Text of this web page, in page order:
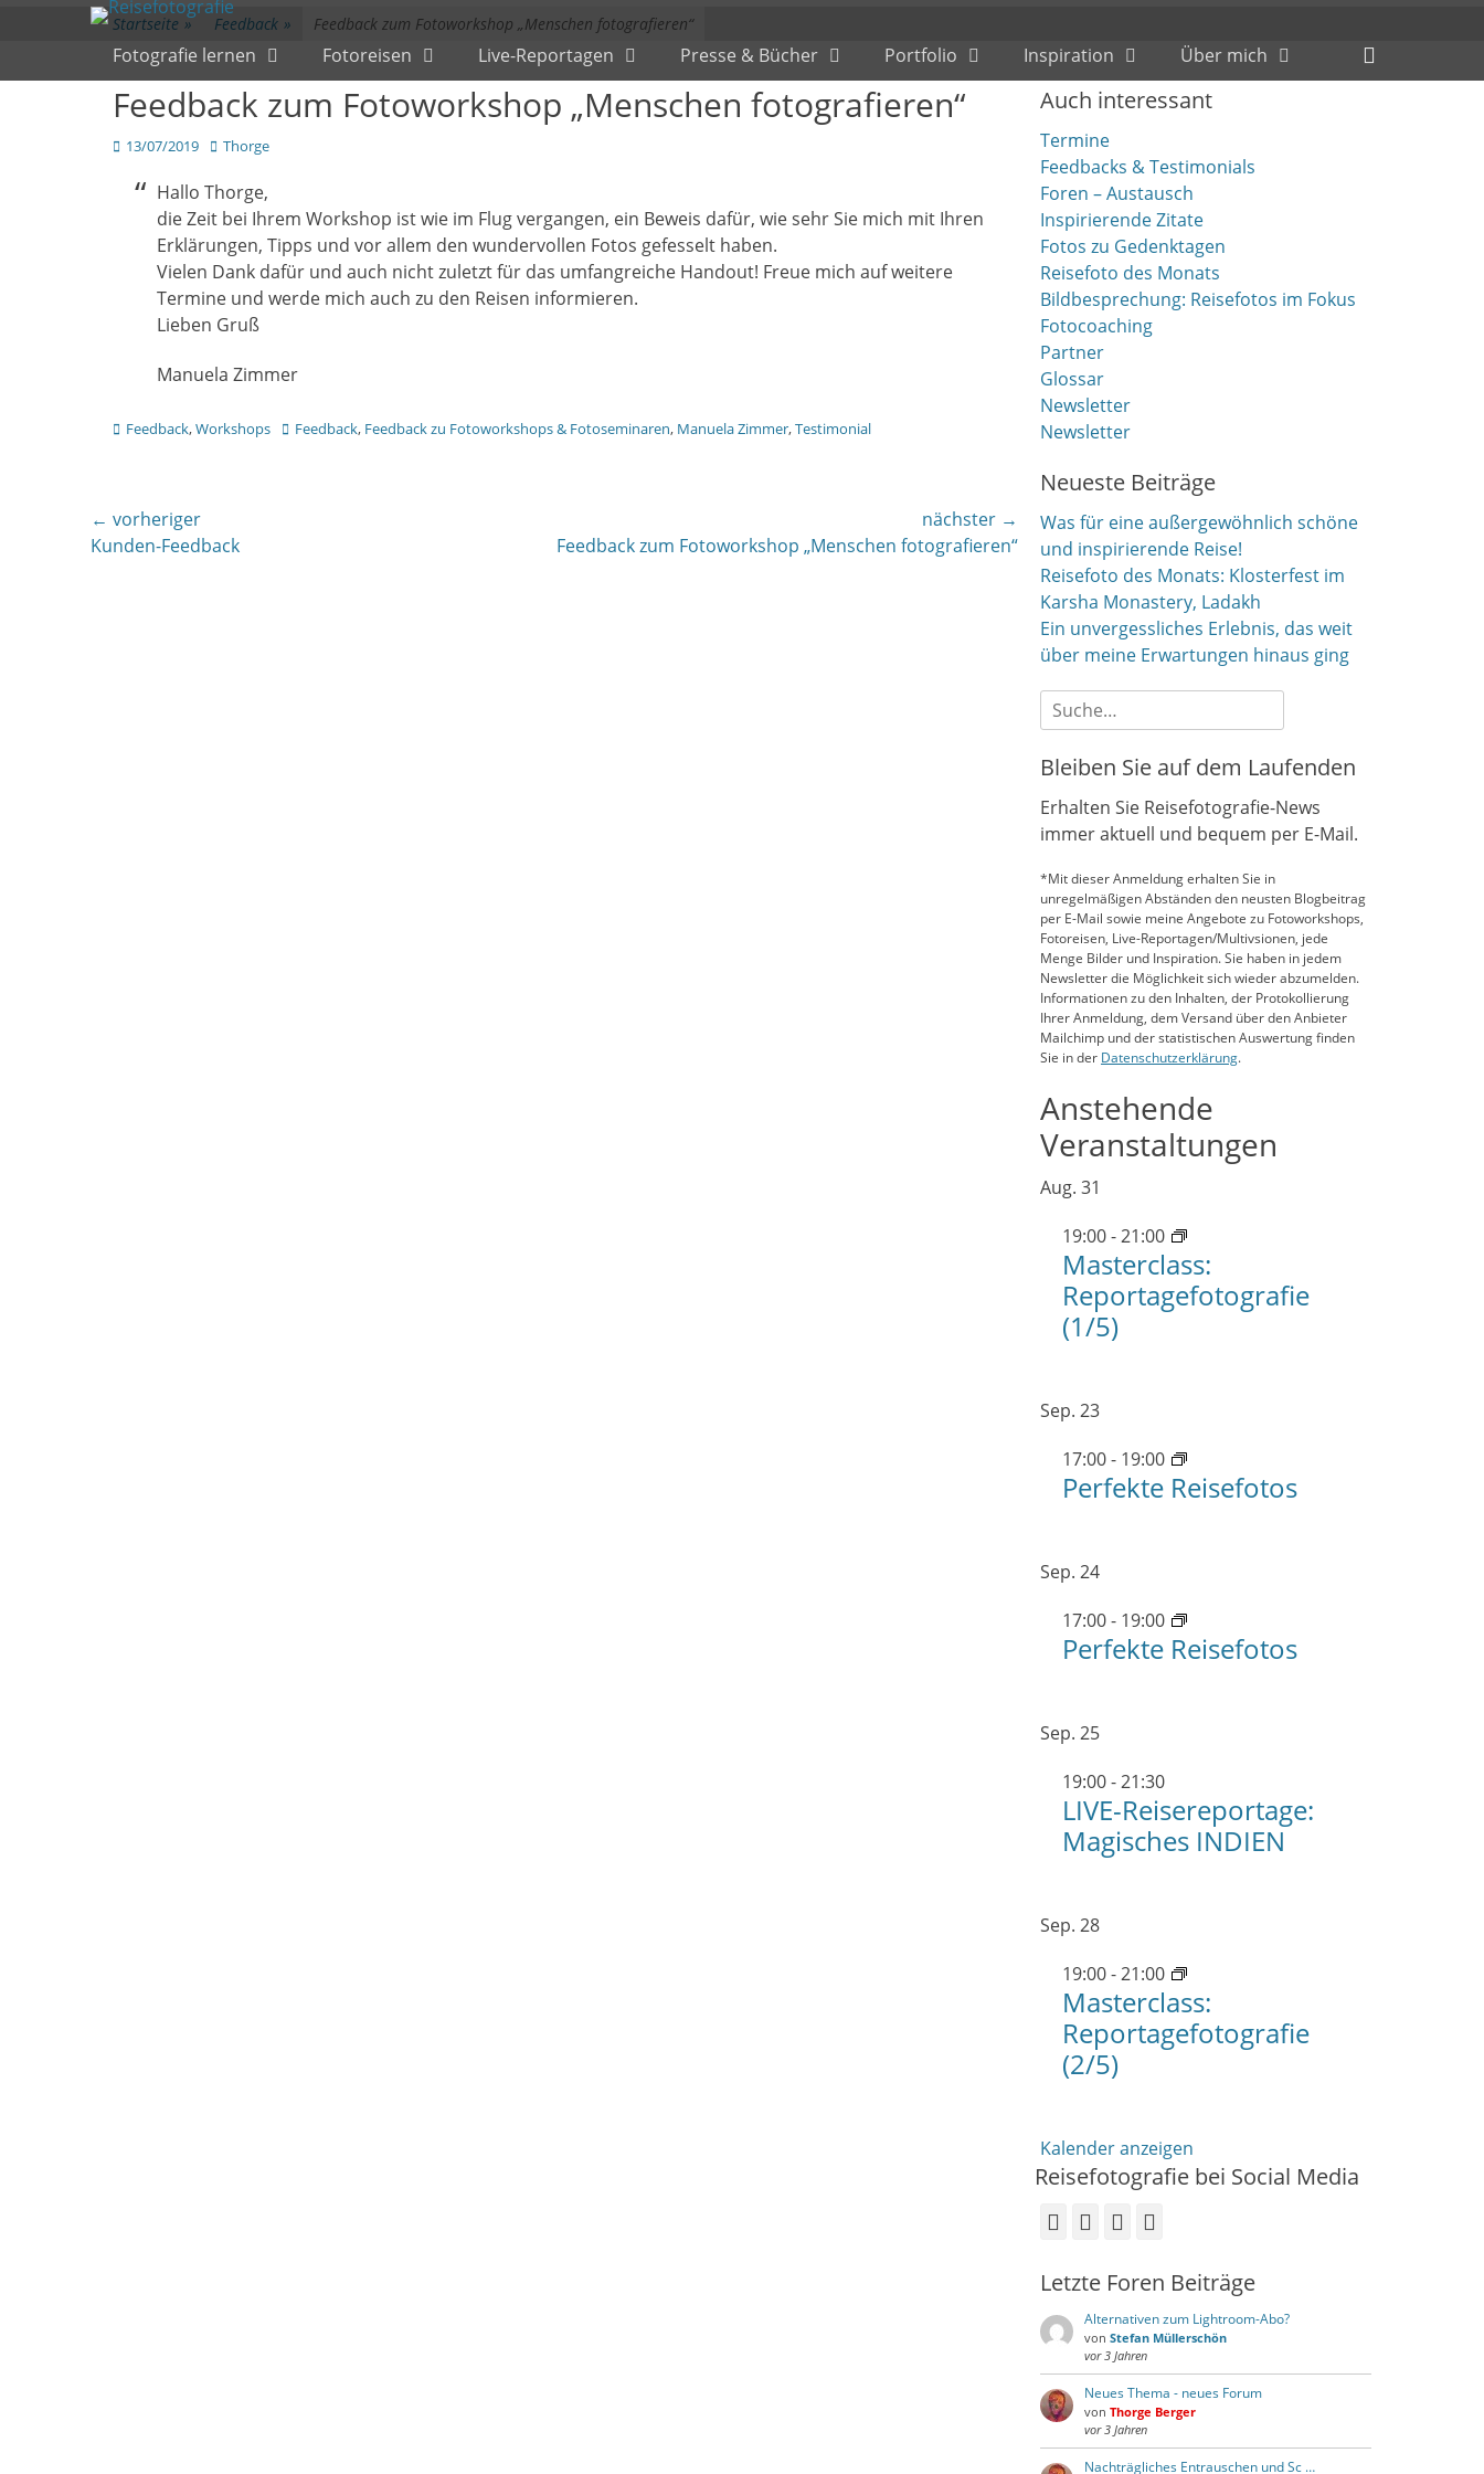
zum
überspringen
Primärmenü
Fotografie lernen Fotoreisen Live-Reportagen Presse & Bücher Portfolio Inspiration Über mich
Toggle
Startseite » Feedback » Feedback zum Fotoworkshop „Menschen fotografieren“
Feedback zum Fotoworkshop „Menschen fotografieren“
Veröffentlicht
13/07/2019 Author
Thorge
Hallo Thorge,
die Zeit bei Ihrem Workshop ist wie im Flug vergangen, ein Beweis dafür, wie sehr Sie mich mit Ihren
Erklärungen, Tipps und vor allem den wundervollen Fotos gefesselt haben.
Vielen Dank dafür und auch nicht zuletzt für das umfangreiche Handout! Freue mich auf weitere
Termine und werde mich auch zu den Reisen informieren.
Lieben Gruß
Manuela Zimmer
Kategorien
Feedback,Workshops TagsFeedback, Feedback zu Fotoworkshops & Fotoseminaren, Manuela Zimmer,Testimonial
Beitragsnavigation
← vorheriger
Vorheriger
Kunden-Feedback
nächster →
nächster
Feedback zum Fotoworkshop „Menschen fotografieren“
Auch interessant
Termine
Feedbacks & Testimonials
Foren – Austausch
Inspirierende Zitate
Fotos zu Gedenktagen
Reisefoto des Monats
Bildbesprechung: Reisefotos im Fokus
Fotocoaching
Partner
Glossar
Newsletter
Newsletter
Neueste Beiträge
Was für eine außergewöhnlich schöne
und inspirierende Reise!
Reisefoto des Monats: Klosterfest im
Karsha Monastery, Ladakh
Ein unvergessliches Erlebnis, das weit
über meine Erwartungen hinaus ging
Suche
nach:
Bleiben Sie auf dem Laufenden
Erhalten Sie Reisefotografie-News
immer aktuell und bequem per E-Mail.
*Mit dieser Anmeldung erhalten Sie in
unregelmäßigen Abständen den neusten Blogbeitrag
per E-Mail sowie meine Angebote zu Fotoworkshops,
Fotoreisen, Live-Reportagen/Multivsionen, jede
Menge Bilder und Inspiration. Sie haben in jedem
Newsletter die Möglichkeit sich wieder abzumelden.
Informationen zu den Inhalten, der Protokollierung
Ihrer Anmeldung, dem Versand über den Anbieter
Mailchimp und der statistischen Auswertung finden
Sie in der Datenschutzerklärung.
Anstehende
Veranstaltungen
Aug. 31
19:00-21:00
Masterclass:
Reportagefotografie
(1/5)
Sep. 23
17:00- 19:00
Perfekte Reisefotos
Sep. 24
17:00- 19:00
Perfekte Reisefotos
Sep. 25
19:00-21:30
LIVE-Reisereportage:
Magisches INDIEN
Sep. 28
19:00-21:00
Masterclass:
Reportagefotografie
(2/5)
Kalender anzeigen
Reisefotografie bei Social Media
Facebook
VimeoYouTube
Letzte Foren Beiträge
Alternativen zum Lightroom-Abo?
von Stefan Müllerschön
vor 3 Jahren
Neues Thema - neues Forum
von Thorge Berger
vor 3 Jahren
Nachträgliches Entrauschen und Sc …